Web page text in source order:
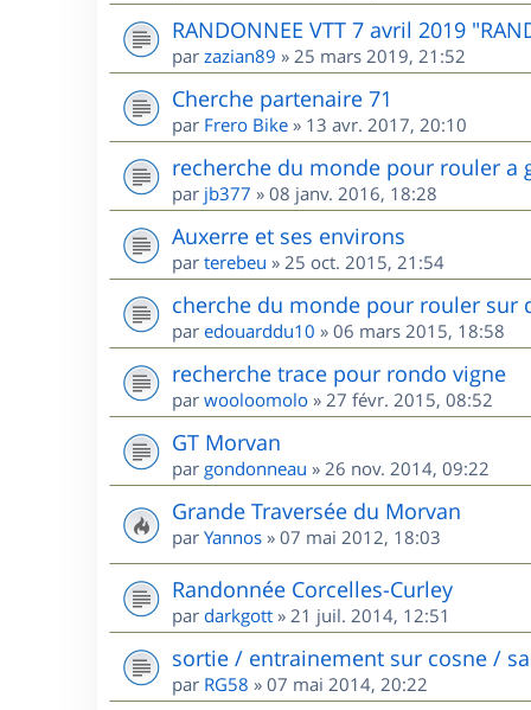
RANDONNEE VTT 7 avril 2019
par zazian89 » 25 mars 2019, 21:52
Cherche partenaire 71
par Frero Bike » 13 avr. 2017, 20:10
recherche du monde pour rouler a
par jb377 » 08 janv. 2016, 18:28
Auxerre et ses environs
par terebeu » 25 oct. 2015, 21:54
cherche du monde pour rouler sur
par edouarddu10 » 06 mars 2015, 18:58
recherche trace pour rondo vigne
par wooloomolo » 27 févr. 2015, 08:52
GT Morvan
par gondonneau » 26 nov. 2014, 09:22
Grande Traversée du Morvan
par Yannos » 07 mai 2012, 18:03
Randonnée Corcelles-Curley
par darkgott » 21 juil. 2014, 12:51
sortie / entrainement sur cosne /
par RG58 » 07 mai 2014, 20:22